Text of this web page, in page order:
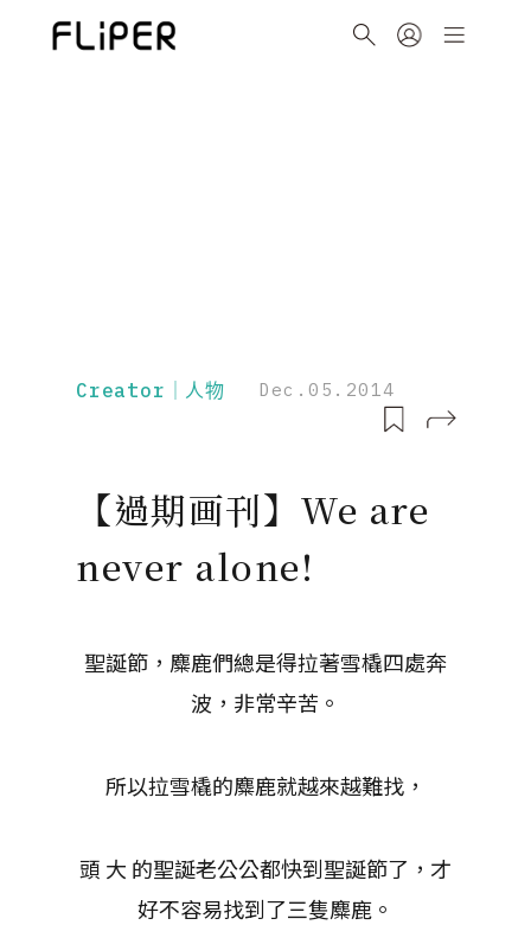
Creator｜人物 Dec.05.2014
【過期画刊】We are
never alone!
聖誕節，麋鹿們總是得拉著雪橇四處奔
波，非常辛苦。
所以拉雪橇的麋鹿就越來越難找，
頭 大 的聖誕老公公都快到聖誕節了，才
好不容易找到了三隻麋鹿。